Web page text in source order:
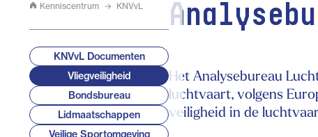
Kenniscentrum KNVvL
KNVvL Documenten
Vliegveiligheid
Bondsbureau
Lidmaatschappen
Veilige Sportomgeving
Het Analysebureau
luchtvaart, volgens
veiligheid in de